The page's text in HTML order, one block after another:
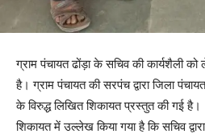
ग्राम पंचायत ढोंड़ा के सचिव की कार्यशैली
है। ग्राम पंचायत की सरपंच द्वारा जिला
के विरुद्ध लिखित शिकायत प्रस्तुत की गई है।
शिकायत में उल्लेख किया गया है कि सचिव